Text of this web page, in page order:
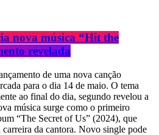
nova música “Hit the
revelada
de uma nova canção
para o dia 14 de maio. O tema
ao final do dia, segundo revelou a
música surge como o primeiro
“The Secret of Us” (2024), que
da cantora. Novo single pode